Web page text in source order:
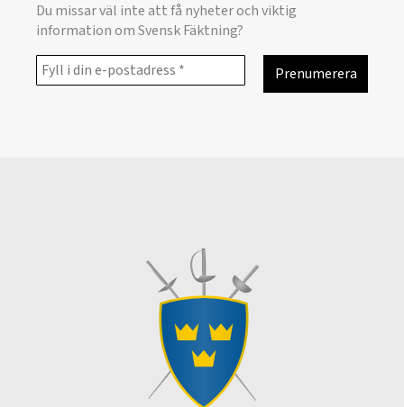
Du missar väl inte att få nyheter och viktig
information om Svensk Fäktning?